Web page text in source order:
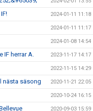
2024-01-11 11:18
2024-01-11 11:17
2024-01-08 14:54
IF herrar A. 2023-11-17 14:17
2022-11-15 14:29
nästa säsong 2020-11-21 22:05
2020-10-24 16:15
2020-09-03 15:59